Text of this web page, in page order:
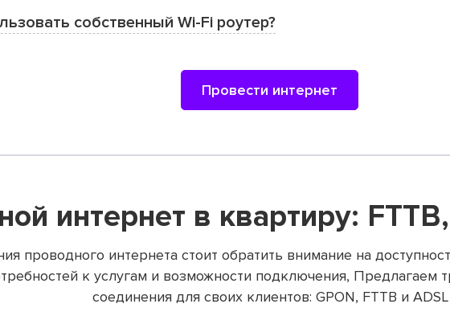
собственный Wi-Fi роутер?
Провести интернет
интернет в квартиру:
проводного интернета стоит обратить внимание на
к услугам и возможности подключения, Предлагаем
соединения для своих клиентов: GPON, FTTB и ADSL